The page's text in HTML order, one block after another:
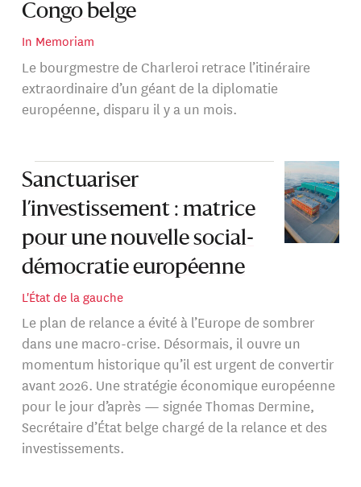
Congo belge
In Memoriam
Le bourgmestre de Charleroi retrace l’itinéraire
extraordinaire d’un géant de la diplomatie
européenne, disparu il y a un mois.
Sanctuariser
l’investissement : matrice
pour une nouvelle social-
démocratie européenne
L'État de la gauche
Le plan de relance a évité à l’Europe de sombrer
dans une macro-crise. Désormais, il ouvre un
momentum historique qu’il est urgent de convertir
avant 2026. Une stratégie économique européenne
pour le jour d’après — signée Thomas Dermine,
Secrétaire d’État belge chargé de la relance et des
investissements.